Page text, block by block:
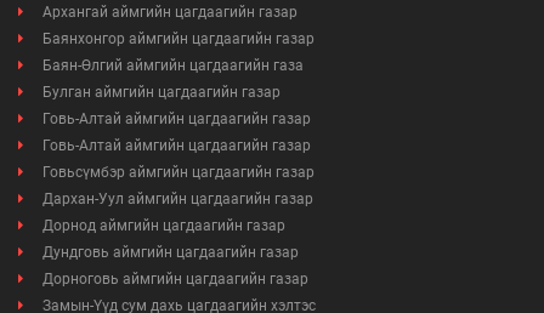
Архангай аймгийн цагдаагийн газар
Баянхонгор аймгийн цагдаагийн газар
Баян-Өлгий аймгийн цагдаагийн газа
Булган аймгийн цагдаагийн газар
Говь-Алтай аймгийн цагдаагийн газар
Говь-Алтай аймгийн цагдаагийн газар
Говьсүмбэр аймгийн цагдаагийн газар
Дархан-Уул аймгийн цагдаагийн газар
Дорнод аймгийн цагдаагийн газар
Дундговь аймгийн цагдаагийн газар
Дорноговь аймгийн цагдаагийн газар
Замын-Үүд сум дахь цагдаагийн хэлтэс